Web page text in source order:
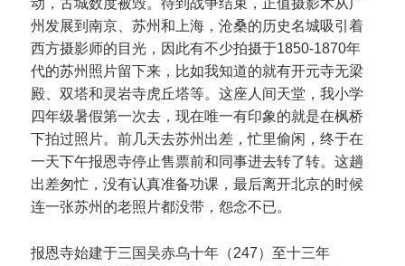
动，古城数度被毁。待到战争结束，正值摄影术从广
州发展到南京、苏州和上海，沧桑的历史名城吸引着
西方摄影师的目光，因此有不少拍摄于1850-1870年
代的苏州照片留下来，比如我知道的就有开元寺无梁
殿、双塔和灵岩寺虎丘塔等。这座人间天堂，我小学
四年级暑假第一次去，现在唯一有印象的就是在枫桥
下拍过照片。前几天去苏州出差，忙里偷闲，终于在
一天下午报恩寺停止售票前和同事进去转了转。这趟
出差匆忙，没有认真准备功课，最后离开北京的时候
连一张苏州的老照片都没带，怨念不已。
报恩寺始建于三国吴赤乌十年（247）至十三年